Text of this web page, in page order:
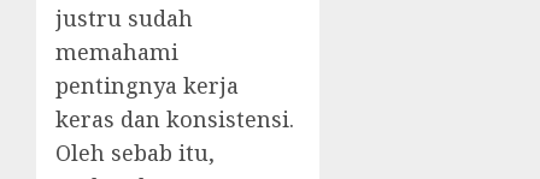
justru sudah
memahami
pentingnya kerja
keras dan konsistensi.
Oleh sebab itu,